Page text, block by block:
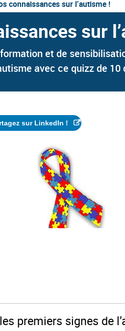
connaissances sur l’autisme !
sur
et de
avec ce quizz de
sur LinkedIn !
premiers signes de